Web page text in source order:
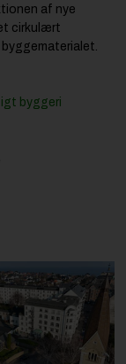
af nye
cirkulært
byggeri